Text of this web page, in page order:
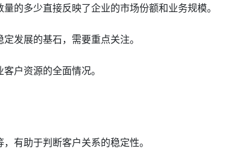
的多少直接反映了企业的市场份额和业务规模。
发展的基石，需要重点关注。
户资源的全面情况。
有助于判断客户关系的稳定性。